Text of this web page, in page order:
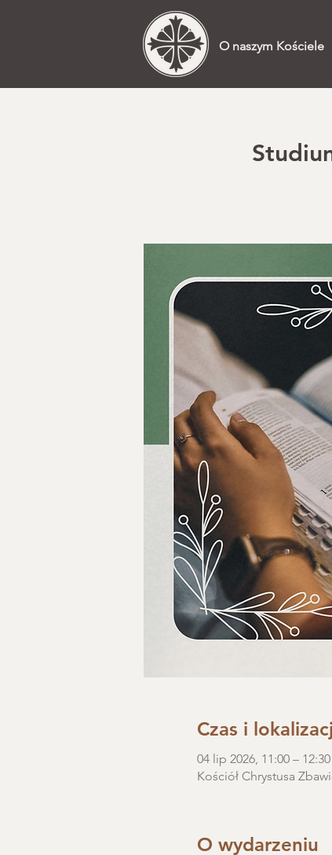
O naszym Kościele
Czas i
04 lip 2026, 11:00 – 12:30
Kościół Chrystusa
O wydarzeniu